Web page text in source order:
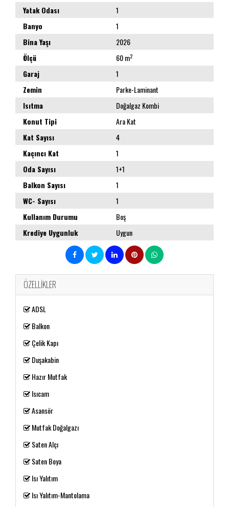
Yatak Odası
1
Banyo
1
Bina Yaşı
2026
Ölçü
60 m2
Garaj
1
Zemin
Parke-Laminant
Isıtma
Doğalgaz Kombi
Konut Tipi
Ara Kat
Kat Sayısı
4
Kaçıncı Kat
1
Oda Sayısı
1+1
Balkon Sayısı
1
WC- Sayısı
1
Kullanım Durumu
Boş
Krediye Uygunluk
Uygun
ÖZELLIKLER
ADSL
Balkon
Çelik Kapı
Duşakabin
Hazır Mutfak
Isıcam
Asansör
Mutfak Doğalgazı
Saten Alçı
Saten Boya
Isı Yalıtım
Isı Yalıtım-Mantolama